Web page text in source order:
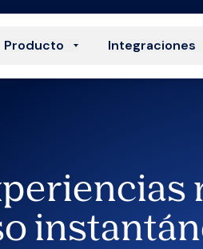
Producto Integraciones